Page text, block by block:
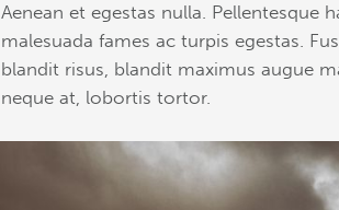
Aenean et egestas nulla.
malesuada fames ac turpis egestas.
blandit risus, blandit maximus augue
neque at, lobortis tortor.